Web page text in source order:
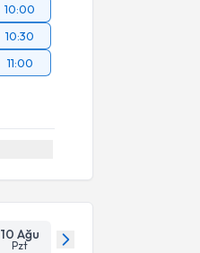
10:00
10:30
11:00
10 Ağu
Pzt